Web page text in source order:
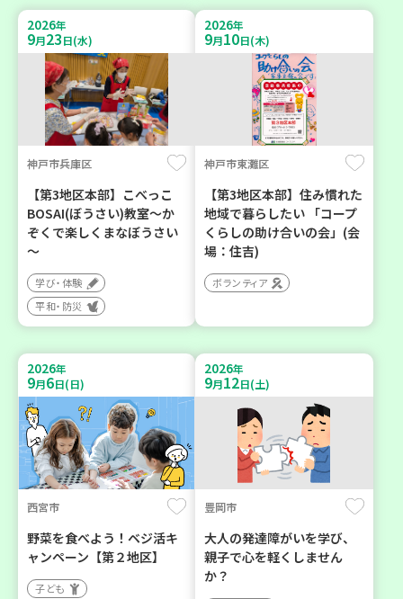
2026年
9月23日(水)
神戸市兵庫区
【第3地区本部】こべっこ
BOSAI(ぼうさい)教室～か
ぞくで楽しくまなぼうさい
～
学び・体験
平和・防災
2026年
9月10日(木)
神戸市東灘区
【第3地区本部】住み慣れた
地域で暮らしたい 「コープ
くらしの助け合いの会」(会
場：住吉)
ボランティア
2026年
9月6日(日)
西宮市
野菜を食べよう！ベジ活キ
ャンペーン【第２地区】
子ども
2026年
9月12日(土)
豊岡市
大人の発達障がいを学び、
親子で心を軽くしません
か？